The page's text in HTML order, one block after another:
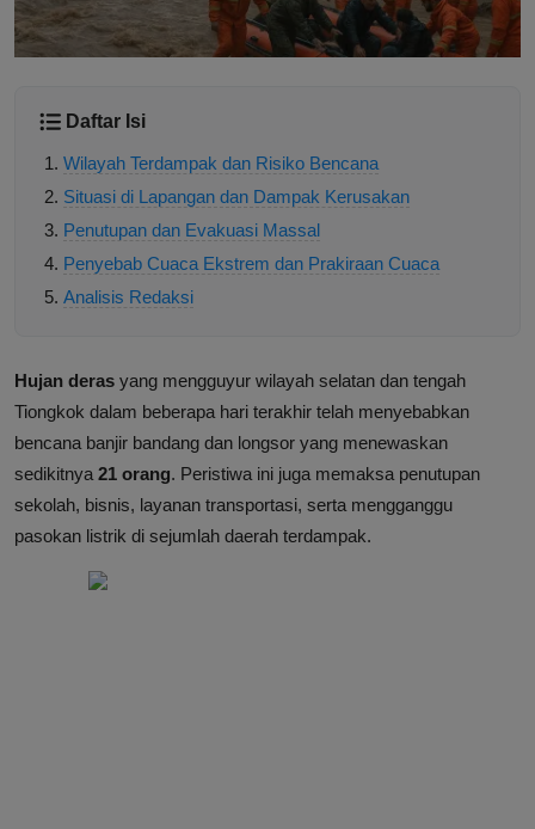
Daftar Isi
Wilayah Terdampak dan Risiko Bencana
Situasi di Lapangan dan Dampak Kerusakan
Penutupan dan Evakuasi Massal
Penyebab Cuaca Ekstrem dan Prakiraan Cuaca
Analisis Redaksi
Hujan deras yang mengguyur wilayah selatan dan tengah
Tiongkok dalam beberapa hari terakhir telah menyebabkan
bencana banjir bandang dan longsor yang menewaskan
sedikitnya 21 orang. Peristiwa ini juga memaksa penutupan
sekolah, bisnis, layanan transportasi, serta mengganggu
pasokan listrik di sejumlah daerah terdampak.